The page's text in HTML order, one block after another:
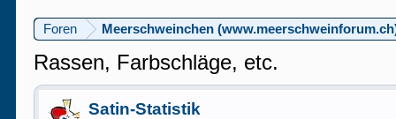
Foren Meerschweinchen
Rassen, Farbschläge, etc.
Satin-Statistik